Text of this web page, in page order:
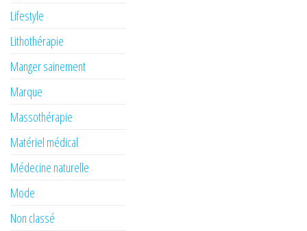
Lifestyle
Lithothérapie
Manger sainement
Marque
Massothérapie
Matériel médical
Médecine naturelle
Mode
Non classé